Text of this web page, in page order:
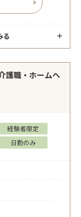
る
護職・ホームヘ
経験者限定
日勤のみ